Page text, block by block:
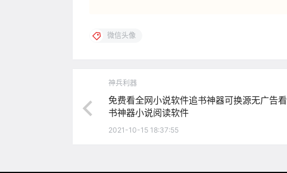
微信头像
神兵利器
免费看全网小说软件追书神器可换源无广告看
书神器小说阅读软件
2021-10-15 18:37:55